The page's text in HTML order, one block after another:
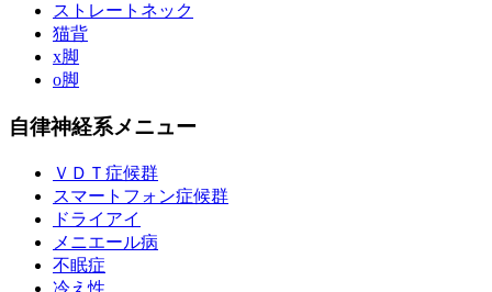
ストレートネック
猫背
x脚
o脚
自律神経系メニュー
ＶＤＴ症候群
スマートフォン症候群
ドライアイ
メニエール病
不眠症
冷え性